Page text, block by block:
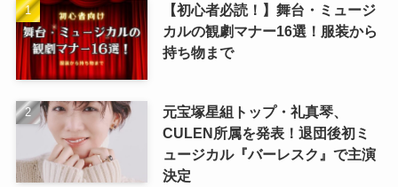
【初心者必読！】舞台・ミュージ
カルの観劇マナー16選！服装から
持ち物まで
元宝塚星組トップ・礼真琴、
CULEN所属を発表！退団後初ミ
ュージカル『バーレスク』で主演
決定